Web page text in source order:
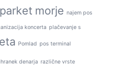
morje najem pos
koncerta plačevanje s
Pomlad pos terminal
denarja različne vrste